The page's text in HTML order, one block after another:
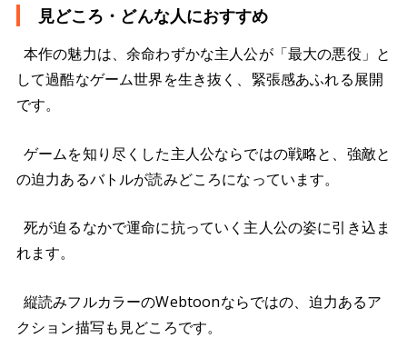
見どころ・どんな人におすすめ
本作の魅力は、余命わずかな主人公が「最大の悪役」と
して過酷なゲーム世界を生き抜く、緊張感あふれる展開
です。
ゲームを知り尽くした主人公ならではの戦略と、強敵と
の迫力あるバトルが読みどころになっています。
死が迫るなかで運命に抗っていく主人公の姿に引き込ま
れます。
縦読みフルカラーのWebtoonならではの、迫力あるア
クション描写も見どころです。